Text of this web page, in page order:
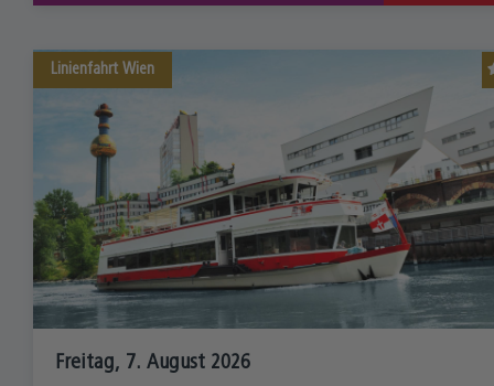
Linienfahrt Wien
Freitag, 7. August 2026